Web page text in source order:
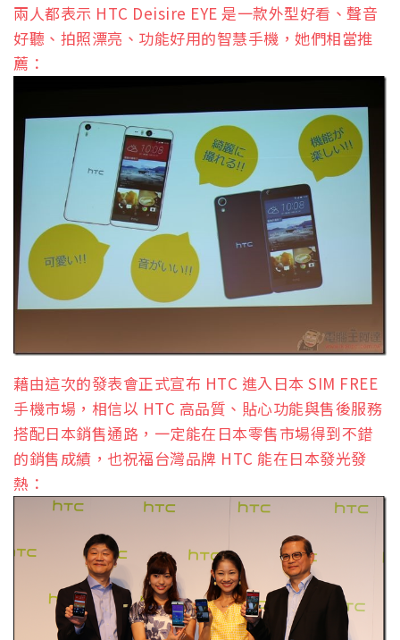
兩人都表示 HTC Deisire EYE 是一款外型好看、聲音
好聽、拍照漂亮、功能好用的智慧手機，她們相當推
薦：
藉由這次的發表會正式宣布 HTC 進入日本 SIM FREE
手機市場，相信以 HTC 高品質、貼心功能與售後服務
搭配日本銷售通路，一定能在日本零售市場得到不錯
的銷售成績，也祝福台灣品牌 HTC 能在日本發光發
熱：